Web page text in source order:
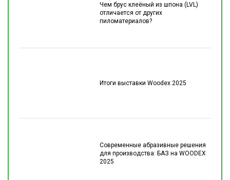
Чем брус клеёный из шпона (LVL)
отличается от других
пиломатериалов?
Итоги выставки Woodex 2025
Современные абразивные решения
для производства: БАЗ на WOODEX
2025